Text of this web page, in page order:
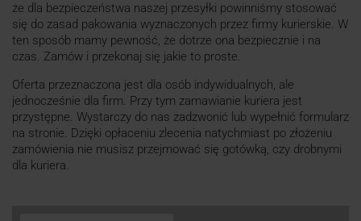
że dla bezpieczeństwa naszej przesyłki powinniśmy stosować
się do zasad pakowania wyznaczonych przez firmy kurierskie. W
ten sposób mamy pewność, że dotrze ona bezpiecznie i na
czas. Zamów i przekonaj się jakie to proste.
Oferta przeznaczona jest dla osób indywidualnych, ale
jednocześnie dla firm. Przy tym zamawianie kuriera jest
przystępne. Wystarczy do nas zadzwonić lub wypełnić formularz
na stronie. Dzięki opłaceniu zlecenia natychmiast po złożeniu
zamówienia nie musisz przejmować się gotówką, czy drobnymi
dla kuriera.